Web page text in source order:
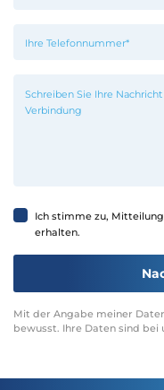
Ich stimme zu,
erhalten.
Mit der Angabe meiner
bewusst. Ihre Daten sind bei